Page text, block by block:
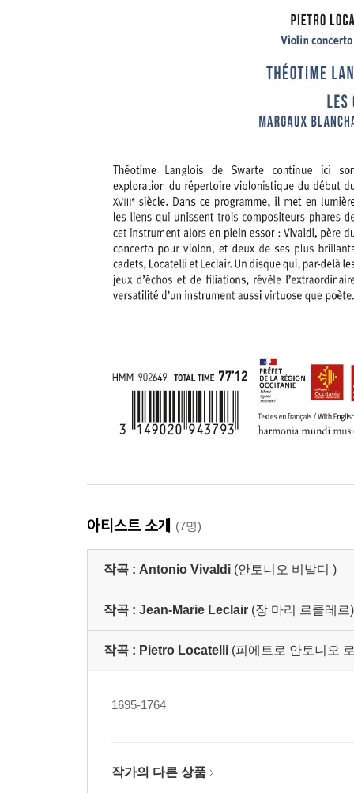
아티스트 소개 (7명)
작곡 : Antonio Vivaldi (안토니오 비발디 )
작곡 : Jean-Marie Leclair (장 마리 르클레르)
작곡 : Pietro Locatelli (피에트로 안토니오
1695-1764
작가의 다른 상품